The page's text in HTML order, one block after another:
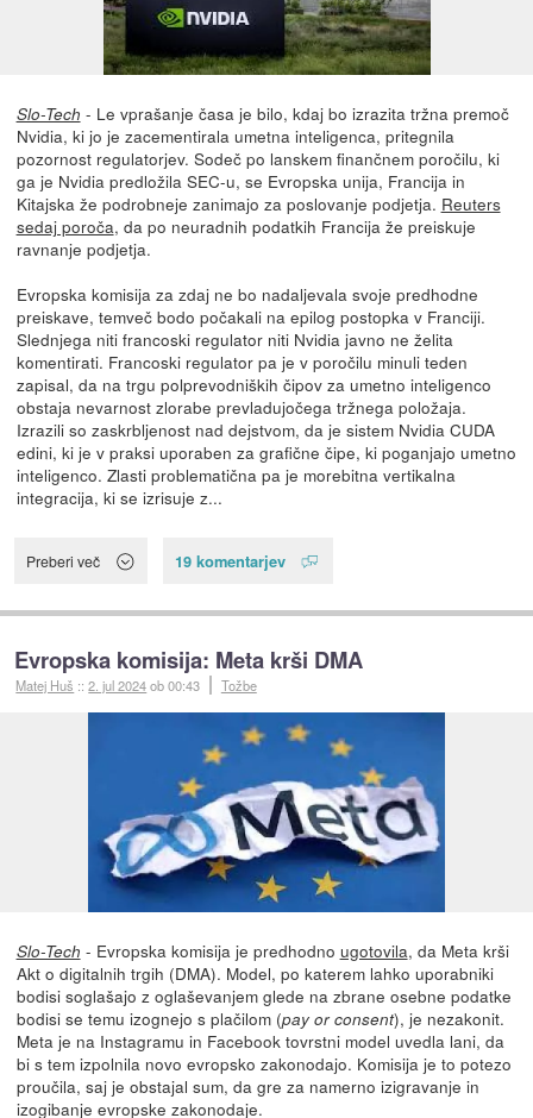
Slo-Tech - Le vprašanje časa je bilo, kdaj bo izrazita tržna premoč
Nvidia, ki jo je zacementirala umetna inteligenca, pritegnila
pozornost regulatorjev. Sodeč po lanskem finančnem poročilu, ki
ga je Nvidia predložila SEC-u, se Evropska unija, Francija in
Kitajska že podrobneje zanimajo za poslovanje podjetja. Reuters
sedaj poroča, da po neuradnih podatkih Francija že preiskuje
ravnanje podjetja.
Evropska komisija za zdaj ne bo nadaljevala svoje predhodne
preiskave, temveč bodo počakali na epilog postopka v Franciji.
Slednjega niti francoski regulator niti Nvidia javno ne želita
komentirati. Francoski regulator pa je v poročilu minuli teden
zapisal, da na trgu polprevodniških čipov za umetno inteligenco
obstaja nevarnost zlorabe prevladujočega tržnega položaja.
Izrazili so zaskrbljenost nad dejstvom, da je sistem Nvidia CUDA
edini, ki je v praksi uporaben za grafične čipe, ki poganjajo umetno
inteligenco. Zlasti problematična pa je morebitna vertikalna
integracija, ki se izrisuje z...
Preberi več 19 komentarjev
Evropska komisija: Meta krši DMA
Matej Huš ::2. jul 2024ob 00:43 Tožbe
Slo-Tech - Evropska komisija je predhodno ugotovila, da Meta krši
Akt o digitalnih trgih (DMA). Model, po katerem lahko uporabniki
bodisi soglašajo z oglaševanjem glede na zbrane osebne podatke
bodisi se temu izognejo s plačilom (pay or consent), je nezakonit.
Meta je na Instagramu in Facebook tovrstni model uvedla lani, da
bi s tem izpolnila novo evropsko zakonodajo. Komisija je to potezo
proučila, saj je obstajal sum, da gre za namerno izigravanje in
izogibanje evropske zakonodaje.